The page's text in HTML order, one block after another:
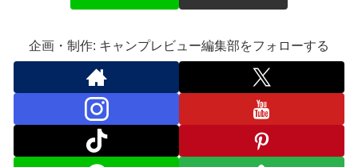
企画・制作: キャンプレビュー編集部をフォローする